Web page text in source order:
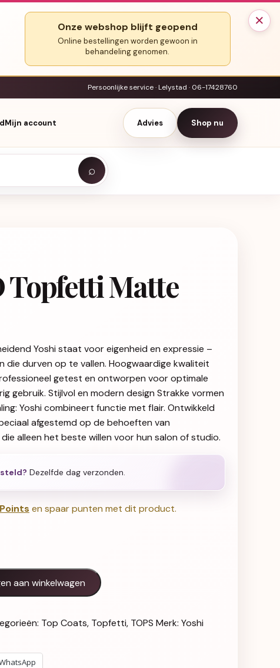
×
Onze webshop blijft geopend
Online bestellingen worden gewoon in
behandeling genomen.
Persoonlijke service · Lelystad · 06-17428760
Mijn account Advies Shop nu
⌕
Topfetti Matte
Yoshi staat voor eigenheid en expressie –
durven op te vallen. Hoogwaardige kwaliteit
getest en ontworpen voor optimale
gebruik. Stijlvol en modern design Strakke vormen
Yoshi combineert functie met flair. Ontwikkeld
afgestemd op de behoeften van
alleen het beste willen voor hun salon of studio.
Dezelfde dag verzonden.
en spaar punten met dit product.
aantal
aan winkelwagen
Top Coats, Topfetti, TOPS Merk: Yoshi